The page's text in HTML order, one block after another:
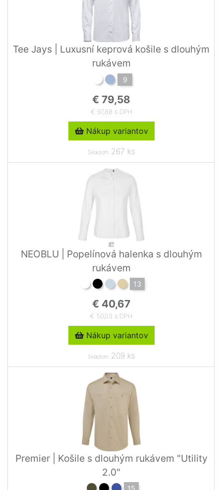
Tee Jays | Luxusní keprová košile s dlouhým
rukávem
9
€ 79,58
€ 97,88 s DPH
Nákup variantov
Skladom267 ks
NEOBLU | Popelínová halenka s dlouhým
rukávem
13
€ 40,67
€ 50,03 s DPH
Nákup variantov
Skladom209 ks
Premier | Košile s dlouhým rukávem "Utility
2.0"
15